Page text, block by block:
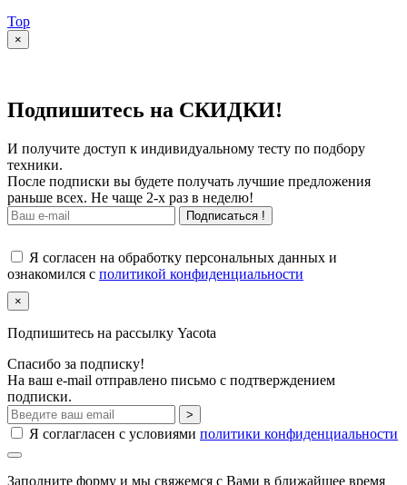
Top
×
Подпишитесь на СКИДКИ!
И получите доступ к индивидуальному тесту по подбору
техники.
После подписки вы будете получать лучшие предложения
раньше всех. Не чаще 2-х раз в неделю!
Подписаться !
Я согласен на обработку персональных данных и
ознакомился с политикой конфиденциальности
×
Подпишитесь на рассылку Yacota
Спасибо за подписку!
На ваш e-mail отправлено письмо с подтверждением
подписки.
>
Я соглагласен с условиями политики конфиденциальности
Заполните форму и мы свяжемся с Вами в ближайшее время